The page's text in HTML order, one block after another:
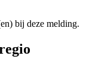
bij deze melding.